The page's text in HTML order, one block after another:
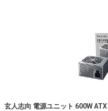
玄人志向 電源ユニット 600W